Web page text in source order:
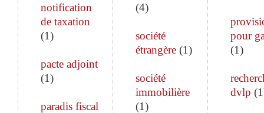
notification
de taxation
(1)
pacte adjoint
(1)
paradis fiscal
(4)
société
étrangère(1)
société
immobilière
(1)
pour
(1)
dvlp (1